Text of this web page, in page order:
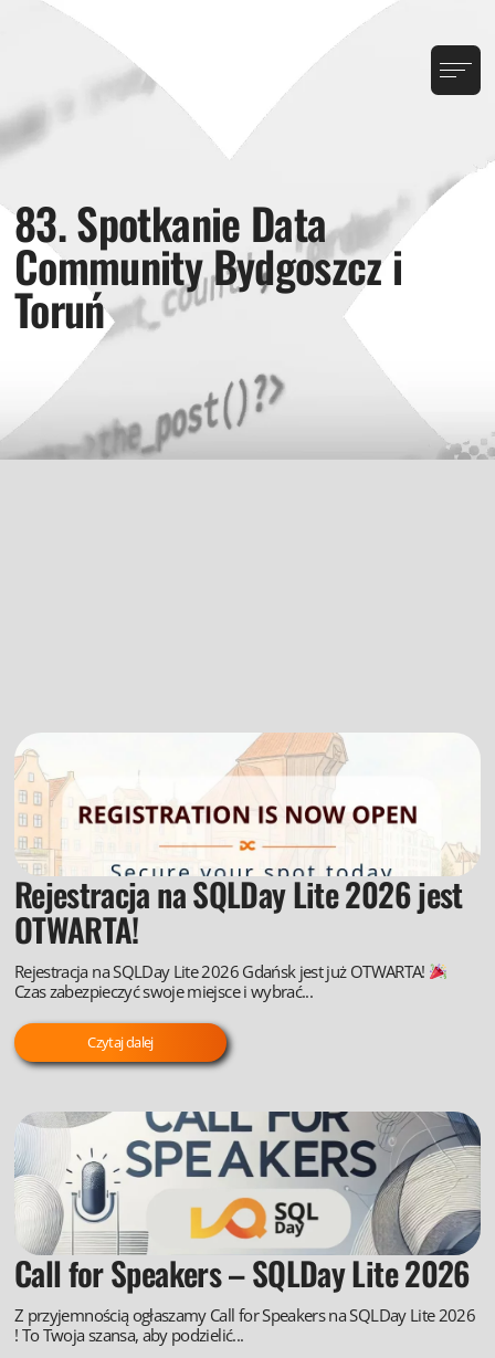
83. Spotkanie Data
Community Bydgoszcz i
Toruń
Rejestracja na SQLDay Lite 2026 jest
OTWARTA!
Rejestracja na SQLDay Lite 2026 Gdańsk jest już OTWARTA!
Czas zabezpieczyć swoje miejsce i wybrać...
Czytaj dalej
Call for Speakers – SQLDay Lite 2026
Z przyjemnością ogłaszamy Call for Speakers na SQLDay Lite 2026
! To Twoja szansa, aby podzielić...